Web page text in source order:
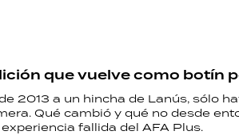
que vuelve como botín
2013 a un hincha de Lanús, sólo
Qué cambió y qué no desde
fallida del AFA Plus.
HORÓSCOPO